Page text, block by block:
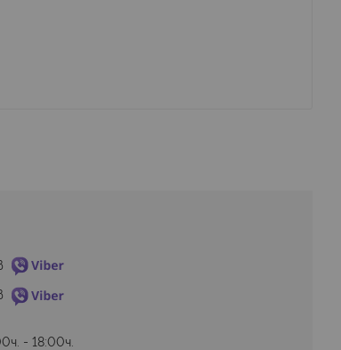
- 18:00ч.